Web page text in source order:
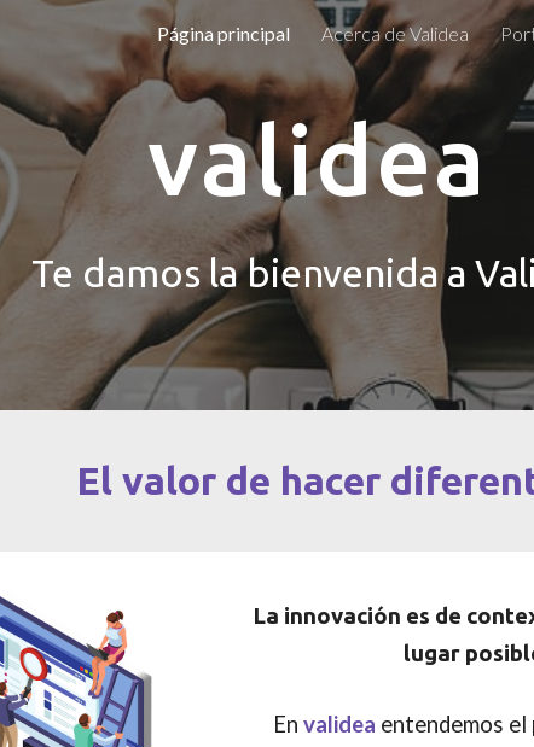
Skip to main content Skip to
Página principal Acerca de Validea
validea
Te damos la bienvenida a
El valor de hacer
La innovación es de
lugar
En validea entendemos